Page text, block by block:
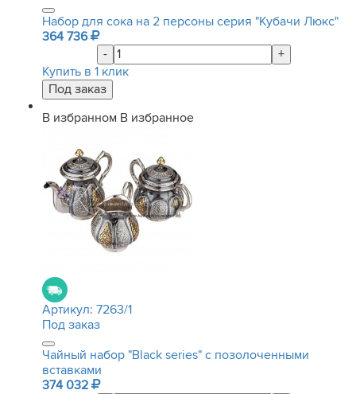
Набор для сока на 2 персоны серия "Кубачи Люкс"
364 736
-
+
Купить в 1 клик
В избранном В избранное
Артикул: 7263/1
Под заказ
Чайный набор "Black series" с позолоченными
вставками
374 032